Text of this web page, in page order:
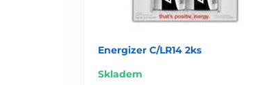
Energizer C/LR14 2ks
Skladem